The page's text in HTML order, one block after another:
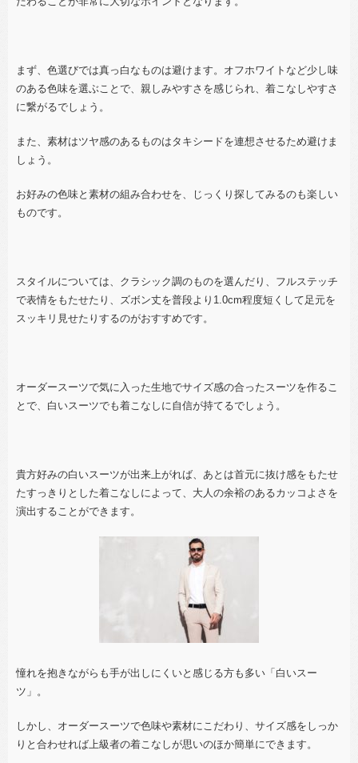
まず、色選びでは真っ白なものは避けます。オフホワイトなど少し味
のある色味を選ぶことで、親しみやすさを感じられ、着こなしやすさ
に繋がるでしょう。
また、素材はツヤ感のあるものはタキシードを連想させるため避けま
しょう。
お好みの色味と素材の組み合わせを、じっくり探してみるのも楽しい
ものです。
スタイルについては、クラシック調のものを選んだり、フルステッチ
で表情をもたせたり、
ズボン丈を普段より 1.0cm程度短くして足元を
スッキリ見せたりするのがおすすめです。
オーダースーツで気に入った生地でサイズ感の合ったスーツを作るこ
とで、白いスーツでも着こなしに自信が持てるでしょう。
貴方好みの白いスーツが出来上がれば、あとは首元に抜け感をもたせ
たすっきりとした着こなしによって、大人の余裕のあるカッコよさを
演出することができます。
憧れを抱きながらも手が出しにくいと感じる方も多い「白いスー
ツ」。
しかし、オーダースーツで色味や素材にこだわり、サイズ感をしっか
りと合わせれば上級者の着こなしが思いのほか簡単にできます。